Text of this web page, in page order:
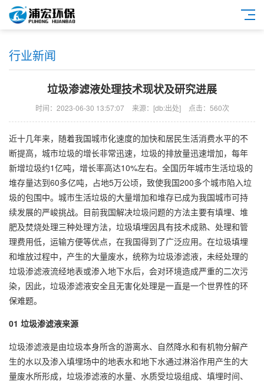
行业新闻
垃圾渗滤液处理技术现状及研究进展
时间：2023-06-30 13:57:07 来源：[db:出处] 点击：560次
近十几年来，随着我国城市化速度的加快和居民生活消费水平的不
断提高，城市垃圾的增长非常迅速，垃圾的排放量迅速增加，每年
新增垃圾约1亿吨，增长率高达10%左右。全国历年城市生活垃圾的
堆存量达到60多亿吨，占地5万公顷，致使我国200多个城市陷入垃
圾的包围中。城市生活垃圾的大量增加和堆存已成为我国城市可持
续发展的严峻挑战。目前我国解决垃圾问题的方法主要有填埋、堆
肥及焚烧处理三种处理方法，垃圾填埋因具有技术成熟、处理和管
理费用低，运输方便等优点，在我国得到了广泛应用。在垃圾填埋
和堆放过程中，产生的大量废水，统称为垃圾渗滤液，未经处理的
垃圾渗滤液流经地表或渗入地下水后，会对环境造成严重的二次污
染，因此，垃圾渗滤液安全且无害化处理是一直是一个世界性的环
保难题。
01 垃圾渗滤液来源
垃圾渗滤液是由垃圾本身所含的游离水、自然降水和有机物分解产
生的水以及渗入填埋场中的地表水和地下水通过淋浴作用产生的大
量废水所形成，垃圾渗滤液的水量、水质受垃圾组成、填埋时间、